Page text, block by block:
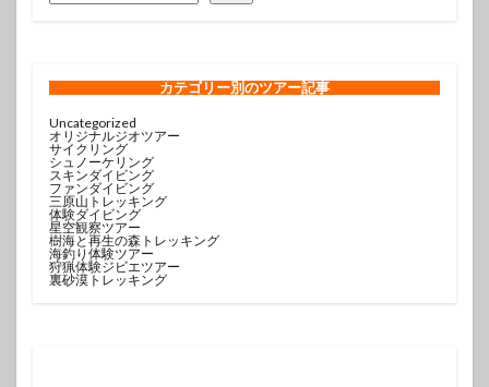
カテゴリー別のツアー記事
Uncategorized
オリジナルジオツアー
サイクリング
シュノーケリング
スキンダイビング
ファンダイビング
三原山トレッキング
体験ダイビング
星空観察ツアー
樹海と再生の森トレッキング
海釣り体験ツアー
狩猟体験ジビエツアー
裏砂漠トレッキング